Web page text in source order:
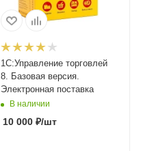
1С:Управление торговлей
8. Базовая версия.
Электронная поставка
В наличии
10 000₽/шт